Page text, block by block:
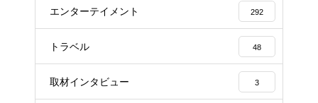
エンターテイメント 292
トラベル 48
取材インタビュー 3